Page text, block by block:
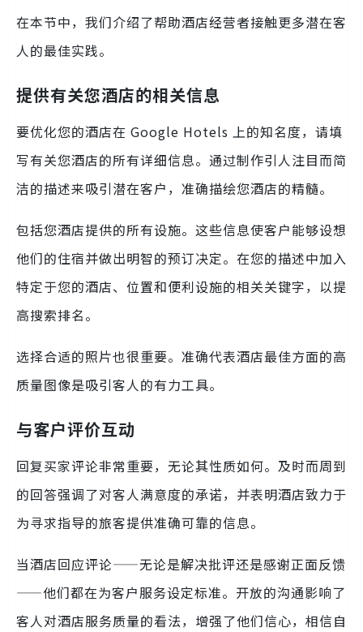
在本节中，我们介绍了帮助酒店经营者接触更多潜在客
人的最佳实践。
提供有关您酒店的相关信息
要优化您的酒店在 Google Hotels 上的知名度，请填
写有关您酒店的所有详细信息。通过制作引人注目而简
洁的描述来吸引潜在客户，准确描绘您酒店的精髓。
包括您酒店提供的所有设施。这些信息使客户能够设想
他们的住宿并做出明智的预订决定。在您的描述中加入
特定于您的酒店、位置和便利设施的相关关键字，以提
高搜索排名。
选择合适的照片也很重要。准确代表酒店最佳方面的高
质量图像是吸引客人的有力工具。
与客户评价互动
回复买家评论非常重要，无论其性质如何。及时而周到
的回答强调了对客人满意度的承诺，并表明酒店致力于
为寻求指导的旅客提供准确可靠的信息。
当酒店回应评论——无论是解决批评还是感谢正面反馈
——他们都在为客户服务设定标准。开放的沟通影响了
客人对酒店服务质量的看法，增强了他们信心，相信自